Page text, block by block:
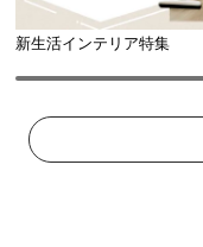
新生活インテリア特集